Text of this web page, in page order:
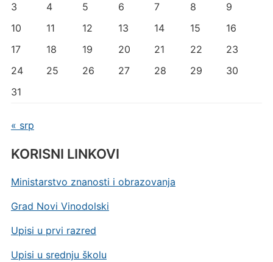
3
4 5 6 7 8
9
10
11 12 13 14 15
16
17
18 19 20 21 22
23
24
25 26 27 28 29
30
31
« srp
KORISNI LINKOVI
Ministarstvo znanosti i obrazovanja
Grad Novi Vinodolski
Upisi u prvi razred
Upisi u srednju školu